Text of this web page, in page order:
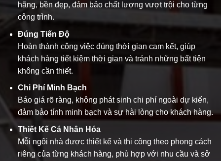
hãng, bền đẹp, đảm bảo chất lượng vượt trội cho từng
công trình.
Đúng Tiến Độ
Hoàn thành công việc đúng thời gian cam kết, giúp
khách hàng tiết kiệm thời gian và tránh những bất tiện
không cần thiết.
Chi Phí Minh Bạch
Báo giá rõ ràng, không phát sinh chi phí ngoài dự kiến,
đảm bảo tính minh bạch và sự hài lòng cho khách hàng.
Thiết Kế Cá Nhân Hóa
Mỗi ngôi nhà được thiết kế và thi công theo phong cách
riêng của từng khách hàng, phù hợp với nhu cầu và sở